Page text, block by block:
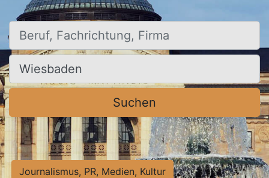
Beruf, Fachrichtung, Firma
Ort, Stadt
Suchen
Journalismus, PR, Medien, Kultur